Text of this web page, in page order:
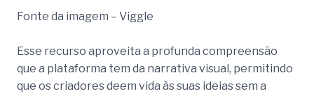
Fonte da imagem – Viggle
Esse recurso aproveita a profunda compreensão
que a plataforma tem da narrativa visual, permitindo
que os criadores deem vida às suas ideias sem a